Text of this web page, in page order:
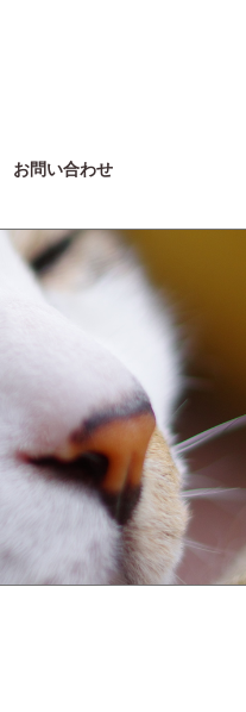
お問い合わせ